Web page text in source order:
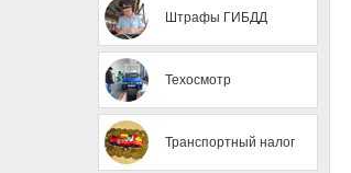
Штрафы ГИБДД
Техосмотр
Транспортный налог